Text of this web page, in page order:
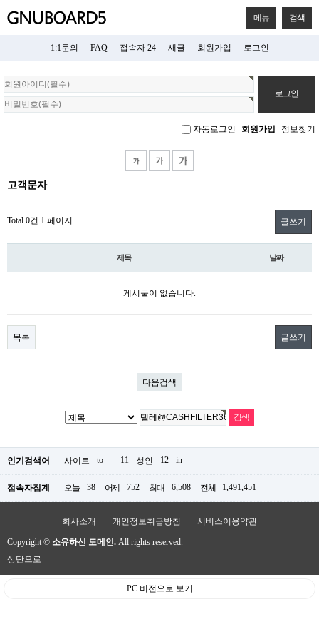
메뉴 검색
1:1문의 FAQ 접속자 24 새글 회원가입 로그인
회
원
로
자동로그인 회원가입 정보찾기
고객문자
Total 0건 1 페이지 글쓰기
제목 날짜
게시물이 없습니다.
목록 글쓰기
다음검색
인기검색어 사이트 to - 11 성인 12 in
접속자집계 오늘 38 어제 752 최대 6,508 전체 1,491,451
회사소개 개인정보취급방침 서비스이용약관
Copyright © 소유하신 도메인. All rights reserved.
상단으로
PC 버전으로 보기